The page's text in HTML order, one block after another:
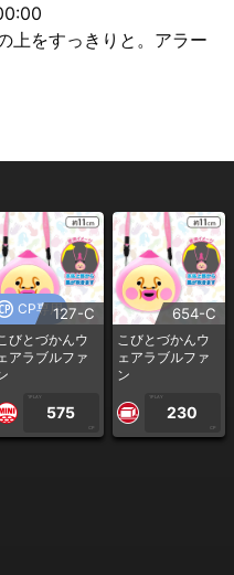
上をすっきりと。アラー
CP専用127-C
びとづかんウ
アラブルファ
1PLAY
575
CP
654-C
こびとづかんウ
ェアラブルファ
ン
1PLAY
230
CP